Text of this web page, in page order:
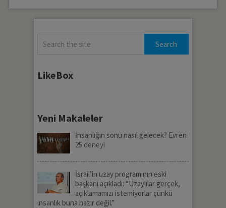
LikeBox
Yeni Makaleler
İnsanlığın sonu nasıl gelecek? Evren
25 deneyi
İsrail’in uzay programının eski
başkanı açıkladı: “Uzaylılar gerçek,
açıklamamızı istemiyorlar çünkü
insanlık buna hazır değil.”